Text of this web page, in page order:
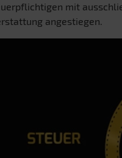
mit
angestiegen.